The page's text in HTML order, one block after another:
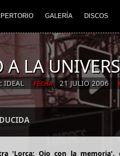
GALERÍA DISCOS
LA
IDEAL FECHA 21 JULIO 2006
'Lorca: Ojo con la memoria',